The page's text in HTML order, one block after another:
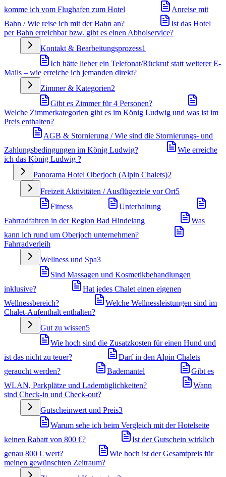
komme ich vom Flughafen zum Hotel
Anreise mit
Bahn / Wie reise ich mit der Bahn an?
Ist das Hotel
per Bahn erreichbar bzw. gibt es einen Abholservice?
Kontakt & Bearbeitungsprozess1
Ich hätte lieber ein Telefonat/Rückruf statt weiterer E-
Mails – wie erreiche ich jemanden direkt?
Zimmer & Kategorien2
Gibt es Zimmer für 4 Personen?
Welche Zimmerkategorien gibt es im König Ludwig und was ist im
Preis enthalten?
AGB & Stornierung / Wie sind die Stornierungs- und
Zahlungsbedingungen im König Ludwig?
Wie erreiche
ich das König Ludwig ?
Panorama Hotel Oberjoch (Alpin Chalets)2
Freizeit Aktivitäten / Ausflügeziele vor Ort5
Fitness
Unterhaltung
Fahrradfahren in der Region Bad Hindelang
Was
kann ich rund um Oberjoch unternehmen?
Fahrradverleih
Wellness und Spa3
Sind Massagen und Kosmetikbehandlungen
inklusive?
Hat jedes Chalet einen eigenen
Wellnessbereich?
Welche Wellnessleistungen sind im
Chalet-Aufenthalt enthalten?
Gut zu wissen5
Wie hoch sind die Zusatzkosten für einen Hund und
ist das nicht zu teuer?
Darf in den Alpin Chalets
geraucht werden?
Bademantel
Gibt es
WLAN, Parkplätze und Lademöglichkeiten?
Wann
sind Check-in und Check-out?
Gutscheinwert und Preis3
Warum sehe ich beim Vergleich mit der Hotelseite
keinen Rabatt von 800 €?
Ist der Gutschein wirklich
genau 800 € wert?
Wie hoch ist der Gesamtpreis für
meinen gewünschten Zeitraum?